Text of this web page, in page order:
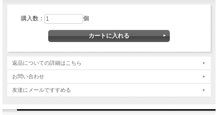
購入数： 個
返品についての詳細はこちら
お問い合わせ
友達にメールですすめる